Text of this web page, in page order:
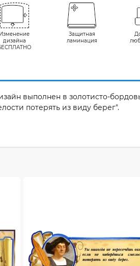
Изменение
дизайна
Защитная
ламинация
выполнен в золотисто-
потерять из виду берег".